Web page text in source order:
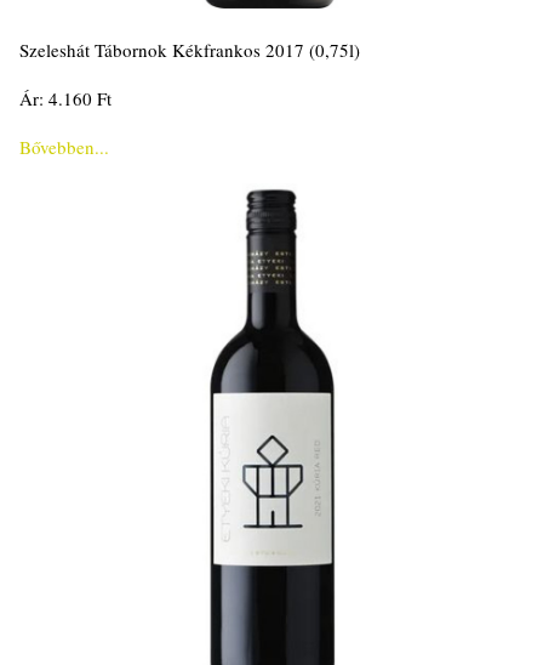
Szeleshát Tábornok Kékfrankos 2017 (0,75l)
Ár: 4.160 Ft
Bővebben...